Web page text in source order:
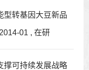
型转基因大豆新品
01 , 在研
撑可持续发展战略